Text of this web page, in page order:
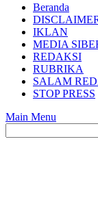
Beranda
IKLAN
MEDIA
REDAKSI
RUBRIKA
SALAM
STOP PRESS
Main Menu